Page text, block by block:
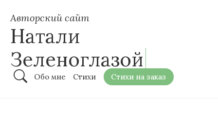
Авторский сайт
Натали
Зеленоглазой
Обо мне Стихи Стихи на заказ